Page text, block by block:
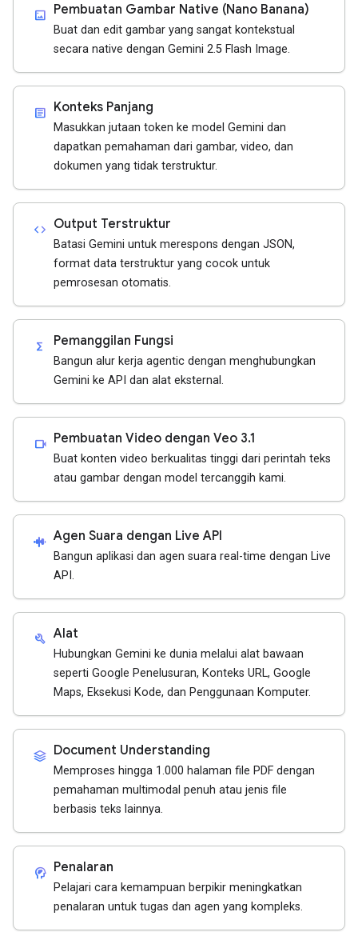
imagesmode Pembuatan Gambar Native (Nano Banana)
Buat dan edit gambar yang sangat kontekstual
secara native dengan Gemini 2.5 Flash Image.
article Konteks Panjang
Masukkan jutaan token ke model Gemini dan
dapatkan pemahaman dari gambar, video, dan
dokumen yang tidak terstruktur.
code Output Terstruktur
Batasi Gemini untuk merespons dengan JSON,
format data terstruktur yang cocok untuk
pemrosesan otomatis.
functions Pemanggilan Fungsi
Bangun alur kerja agentic dengan menghubungkan
Gemini ke API dan alat eksternal.
videocam Pembuatan Video dengan Veo 3.1
Buat konten video berkualitas tinggi dari perintah teks
atau gambar dengan model tercanggih kami.
android_recorder Agen Suara dengan Live API
Bangun aplikasi dan agen suara real-time dengan Live
API.
build Alat
Hubungkan Gemini ke dunia melalui alat bawaan
seperti Google Penelusuran, Konteks URL, Google
Maps, Eksekusi Kode, dan Penggunaan Komputer.
stacks Document Understanding
Memproses hingga 1.000 halaman file PDF dengan
pemahaman multimodal penuh atau jenis file
berbasis teks lainnya.
cognition_2 Penalaran
Pelajari cara kemampuan berpikir meningkatkan
penalaran untuk tugas dan agen yang kompleks.